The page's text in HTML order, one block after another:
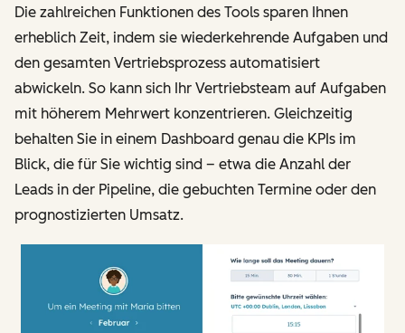
Die zahlreichen Funktionen des Tools sparen Ihnen
erheblich Zeit, indem sie wiederkehrende Aufgaben und
den gesamten Vertriebsprozess automatisiert
abwickeln. So kann sich Ihr Vertriebsteam auf Aufgaben
mit höherem Mehrwert konzentrieren. Gleichzeitig
behalten Sie in einem Dashboard genau die KPIs im
Blick, die für Sie wichtig sind – etwa die Anzahl der
Leads in der Pipeline, die gebuchten Termine oder den
prognostizierten Umsatz.